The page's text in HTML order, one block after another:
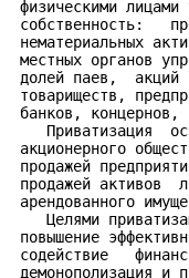
физическими
собственность:
нематериальных
местных органов
долей паев,  акций
товариществ,
банков, концернов,
Приватизация
акционерного
продажей
продажей активов
арендованного
Целями
повышение
содействие
демонополизация и